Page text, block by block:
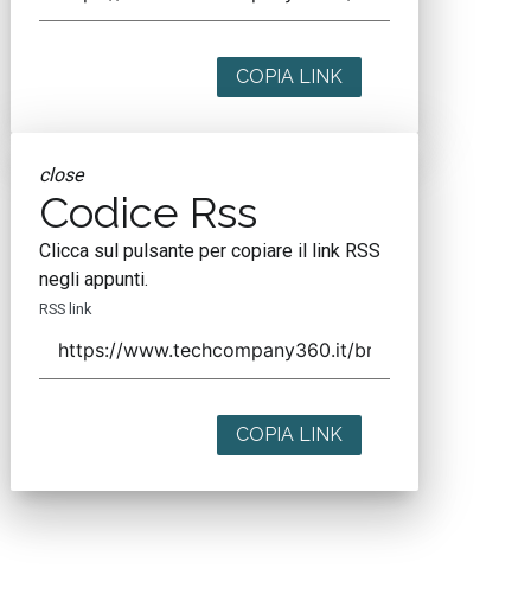
COPIA LINK
close
Codice Rss
Clicca sul pulsante per copiare il link RSS
negli appunti.
RSS link
COPIA LINK